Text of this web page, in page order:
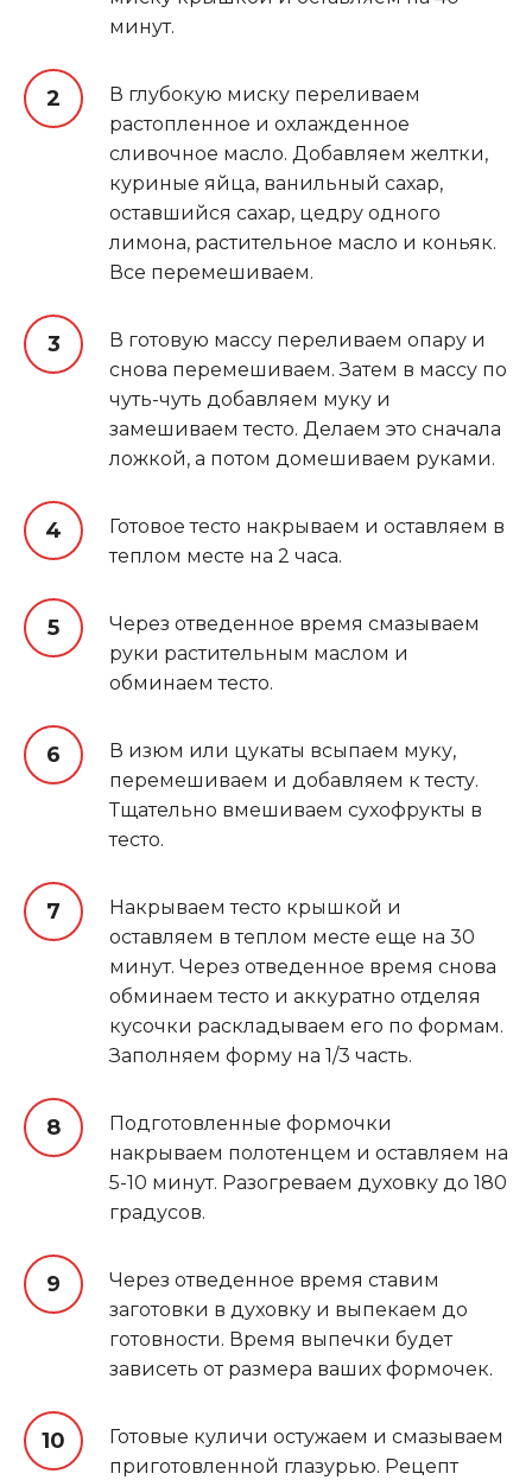
минут.
В глубокую миску переливаем
растопленное и охлажденное
сливочное масло. Добавляем желтки,
куриные яйца, ванильный сахар,
оставшийся сахар, цедру одного
лимона, растительное масло и коньяк.
Все перемешиваем.
В готовую массу переливаем опару и
снова перемешиваем. Затем в массу по
чуть-чуть добавляем муку и
замешиваем тесто. Делаем это сначала
ложкой, а потом домешиваем руками.
Готовое тесто накрываем и оставляем в
теплом месте на 2 часа.
Через отведенное время смазываем
руки растительным маслом и
обминаем тесто.
В изюм или цукаты всыпаем муку,
перемешиваем и добавляем к тесту.
Тщательно вмешиваем сухофрукты в
тесто.
Накрываем тесто крышкой и
оставляем в теплом месте еще на 30
минут. Через отведенное время снова
обминаем тесто и аккуратно отделяя
кусочки раскладываем его по формам.
Заполняем форму на 1/3 часть.
Подготовленные формочки
накрываем полотенцем и оставляем на
5-10 минут. Разогреваем духовку до 180
градусов.
Через отведенное время ставим
заготовки в духовку и выпекаем до
готовности. Время выпечки будет
зависеть от размера ваших формочек.
Готовые куличи остужаем и смазываем
приготовленной глазурью. Рецепт